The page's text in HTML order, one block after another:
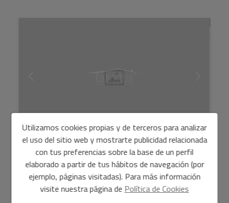
Casa adosada de nueva construcción en El
Vergel, cerca ...
384.500 €
Ventanas y puertas de terraza de aluminio de alta calidad,
Utilizamos cookies propias y de terceros para analizar
el uso del sitio web y mostrarte publicidad relacionada
con tus preferencias sobre la base de un perfil
elaborado a partir de tus hábitos de navegación (por
ejemplo, páginas visitadas). Para más información
visite nuestra página de Política de Cookies